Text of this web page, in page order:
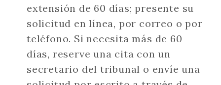
extensión de 60 días; presente su
solicitud en línea, por correo o por
teléfono. Si necesita más de 60
días, reserve una cita con un
secretario del tribunal o envíe una